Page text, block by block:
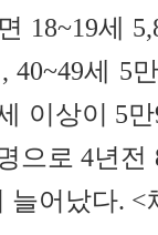
18~19세
40~49세 5
이상이 5
으로 4년
늘어났다.